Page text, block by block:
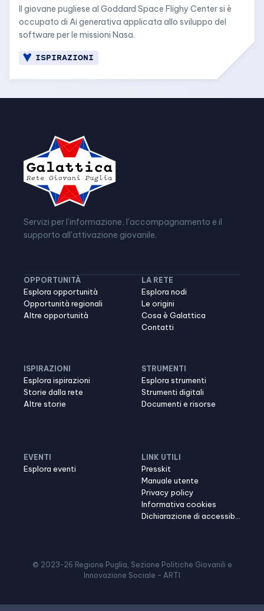
Il giovane pugliese al Goddard Space Flighy Center si è
occupato di Ai generativa applicata allo sviluppo del
software per le missioni Nasa.
ISPIRAZIONI
Servizi per l'informazione, l'accompagnamento e il
supporto all'attivazione giovanile.
OPPORTUNITÀ
Esplora opportunità
Opportunità regionali
Altre opportunità
LA RETE
Esplora nodi
Le origini
Cosa è Galattica
Contatti
ISPIRAZIONI
Esplora ispirazioni
Storie dalla rete
Altre storie
STRUMENTI
Esplora strumenti
Strumenti digitali
Documenti e risorse
EVENTI
Esplora eventi
LINK UTILI
Presskit
Manuale utente
Privacy policy
Informativa cookies
© 2023-26 Regione Puglia, Sezione Politiche Giovanili e
Innovazione Sociale – ARTI